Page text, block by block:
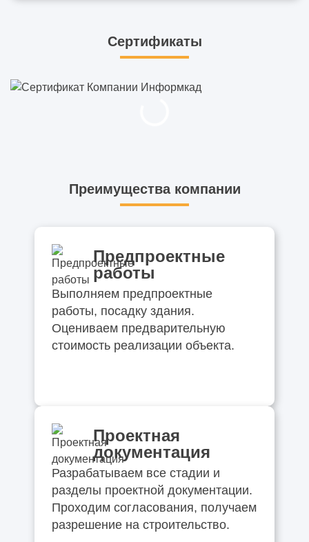
Сертификаты
Преимущества компании
Предпроектные
работы
Выполняем предпроектные
работы, посадку здания.
Оцениваем предварительную
стоимость реализации объекта.
Проектная
документация
Разрабатываем все стадии и
разделы проектной документации.
Проходим согласования, получаем
разрешение на строительство.